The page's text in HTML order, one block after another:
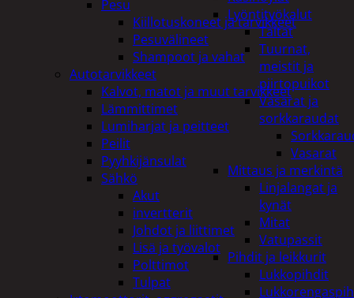
Lyöntityökalut
Taltat
Tuurnat,
meistit ja
piirtopuikot
Vasarat ja
sorkkaraudat
Vasarat
Mittaus ja merkintä
Linjalangat ja
kynät
Mitat
Vatupassit
Pihdit ja leikkurit
Lukkopihdit
Pesu
Kiillotuskoneet ja tarvikkeet
Pesuvälineet
Shampoot ja vahat
Autotarvikkeet
Kalvot, matot ja muut tarvikkeet
Lämmittimet
Lumiharjat ja peitteet
Peilit
Pyyhkijänsulat
Sähkö
Akut
invertterit
Johdot ja liittimet
Lisä ja työvalot
Polttimot
Tulpat